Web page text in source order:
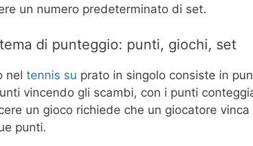
un numero predeterminato di set.
di punteggio: punti, giochi, set
nel tennis su prato in singolo consiste in
vincendo gli scambi, con i punti
un gioco richiede che un giocatore
punti.